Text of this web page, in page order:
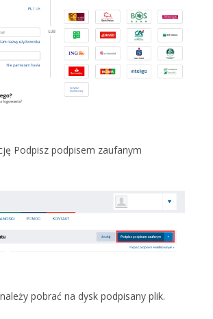
Podpisz podpisem zaufanym
pobrać na dysk podpisany plik.